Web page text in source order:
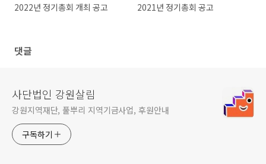
2022년 정기총회 개최 공고 2021년 정기총회 공고
댓글
사단법인 강원살림
강원지역재단, 풀뿌리 지역기금사업, 후원안내
구독하기